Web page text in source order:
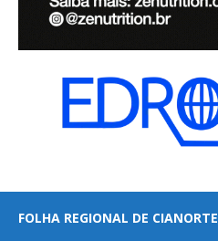
FOLHA REGIONAL DE CIANORTE